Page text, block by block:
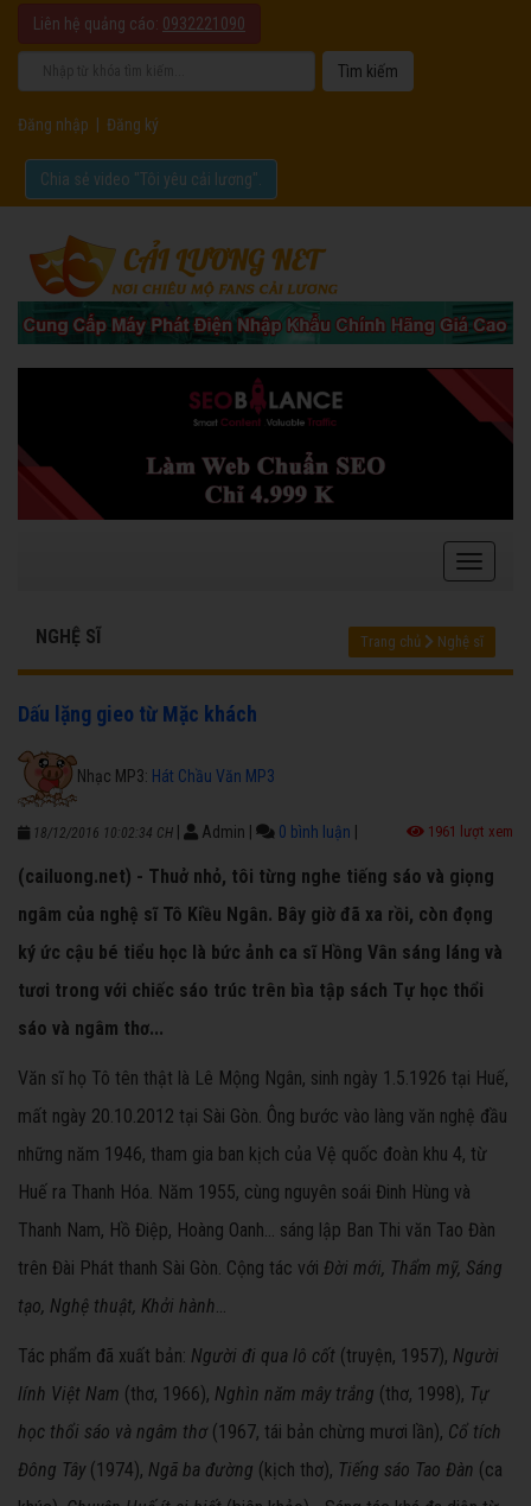
Liên hệ quảng cáo: 0932221090
Đăng nhập Đăng ký
Chia sẻ video "Tôi yêu cải lương".
NGHỆ SĨ Trang chủ Nghệ sĩ
Dấu lặng gieo từ Mặc khách
Nhạc MP3: Hát Chầu Văn MP3
18/12/2016 10:02:34 CH Admin 0 bình luận 1961 lượt xem
(cailuong.net) - Thuở nhỏ, tôi từng nghe tiếng sáo và giọng
ngâm của nghệ sĩ Tô Kiều Ngân. Bây giờ đã xa rồi, còn đọng
ký ức cậu bé tiểu học là bức ảnh ca sĩ Hồng Vân sáng láng và
tươi trong với chiếc sáo trúc trên bìa tập sách Tự học thổi
sáo và ngâm thơ...
Văn sĩ họ Tô tên thật là Lê Mộng Ngân, sinh ngày 1.5.1926 tại Huế,
mất ngày 20.10.2012 tại Sài Gòn. Ông bước vào làng văn nghệ đầu
những năm 1946, tham gia ban kịch của Vệ quốc đoàn khu 4, từ
Huế ra Thanh Hóa. Năm 1955, cùng nguyên soái Đinh Hùng và
Thanh Nam, Hồ Điệp, Hoàng Oanh... sáng lập Ban Thi văn Tao Đàn
trên Đài Phát thanh Sài Gòn. Cộng tác với Đời mới, Thẩm mỹ, Sáng
tạo, Nghệ thuật, Khởi hành...
Tác phẩm đã xuất bản: Người đi qua lô cốt (truyện, 1957), Người
lính Việt Nam (thơ, 1966), Nghìn năm mây trắng (thơ, 1998), Tự
học thổi sáo và ngâm thơ (1967, tái bản chừng mươi lần), Cổ tích
Đông Tây(1974), Ngã ba đường (kịch thơ), Tiếng sáo Tao Đàn (ca